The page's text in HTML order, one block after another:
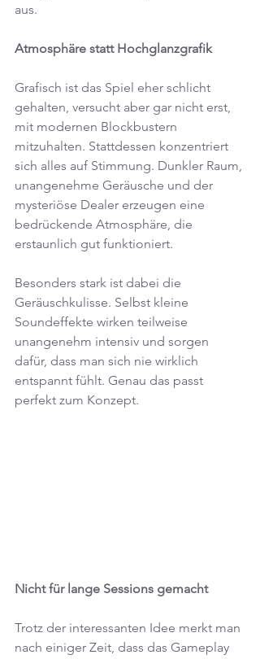
aus.
Atmosphäre statt Hochglanzgrafik
Grafisch ist das Spiel eher schlicht
gehalten, versucht aber gar nicht erst,
mit modernen Blockbustern
mitzuhalten. Stattdessen konzentriert
sich alles auf Stimmung. Dunkler Raum,
unangenehme Geräusche und der
mysteriöse Dealer erzeugen eine
bedrückende Atmosphäre, die
erstaunlich gut funktioniert.
Besonders stark ist dabei die
Geräuschkulisse. Selbst kleine
Soundeffekte wirken teilweise
unangenehm intensiv und sorgen
dafür, dass man sich nie wirklich
entspannt fühlt. Genau das passt
perfekt zum Konzept.
Nicht für lange Sessions gemacht
Trotz der interessanten Idee merkt man
nach einiger Zeit, dass das Gameplay